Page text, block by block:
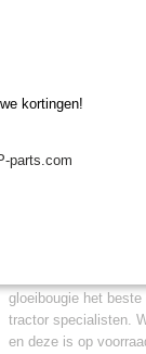
Shibaura P1540,
Shibaura
Wanneer u deze
het typenummer
meerdere Shibaura
gloeibougie het
tractor specialisten.
en deze is op
kortingen!
parts.com